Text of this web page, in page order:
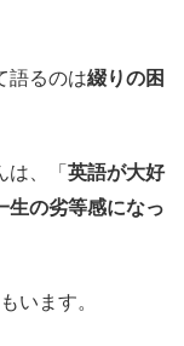
語るのは綴りの困
は、「英語が大好
生の劣等感になっ
います。